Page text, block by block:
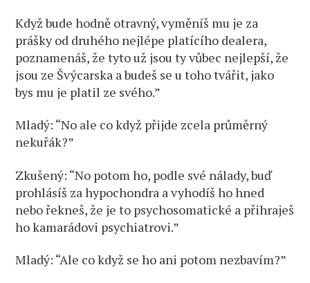
Když bude hodně otravný, vyměníš mu je za
prášky od druhého nejlépe platícího dealera,
poznamenáš, že tyto už jsou ty vůbec nejlepší, že
jsou ze Švýcarska a budeš se u toho tvářit, jako
bys mu je platil ze svého.”
Mladý: “No ale co když přijde zcela průměrný
nekuřák?”
Zkušený: “No potom ho, podle své nálady, buď
prohlásíš za hypochondra a vyhodíš ho hned
nebo řekneš, že je to psychosomatické a přihraješ
ho kamarádovi psychiatrovi.”
Mladý: “Ale co když se ho ani potom nezbavím?”